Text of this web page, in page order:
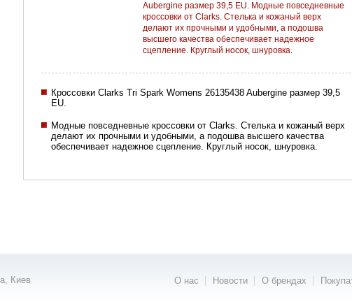
Aubergine размер 39,5 EU. Модные повседневные
кроссовки от Clarks. Стелька и кожаный верх
делают их прочными и удобными, а подошва
высшего качества обеспечивает надежное
сцепление. Круглый носок, шнуровка.
Кроссовки Clarks Tri Spark Womens 26135438 Aubergine размер 39,5
EU.
Модные повседневные кроссовки от Clarks. Стелька и кожаный верх
делают их прочными и удобными, а подошва высшего качества
обеспечивает надежное сцепление. Круглый носок, шнуровка.
Киев О нас Новости О брендах